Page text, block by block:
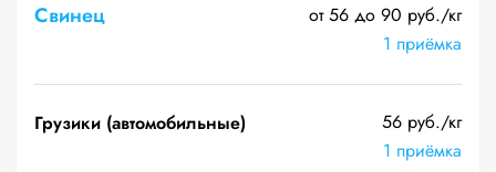
Свинец
от 56 до 90 руб./кг
1 приёмка
Грузики (автомобильные)
56 руб./кг
1 приёмка